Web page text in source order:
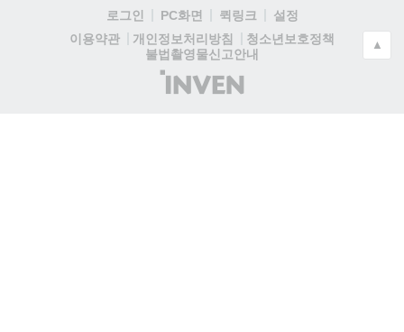
로그인 PC화면 퀵링크
설정
이용약관
개인정보처리방침
청소년보호정책
불법촬영물신고안내
(주)
인
▲